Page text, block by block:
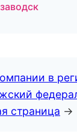
в
страница →